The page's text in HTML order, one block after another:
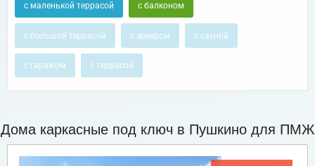
с маленькой террасой с балконом
с большой террасой с эркером с сауной
с гаражом с террасой
Дома каркасные под ключ в Пушкино для ПМЖ